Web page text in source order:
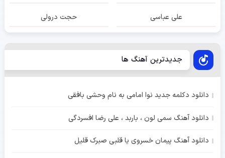
علی عباسی حجت درولی
جدیدترین آهنگ ها
دانلود دکلمه جدید نوا امامی به نام وحشی بافقی
دانلود آهنگ سمی لون ، باربد ، علی رضا افسردگی
دانلود آهنگ پیمان خسروی یا قلبی صبرک قلیل